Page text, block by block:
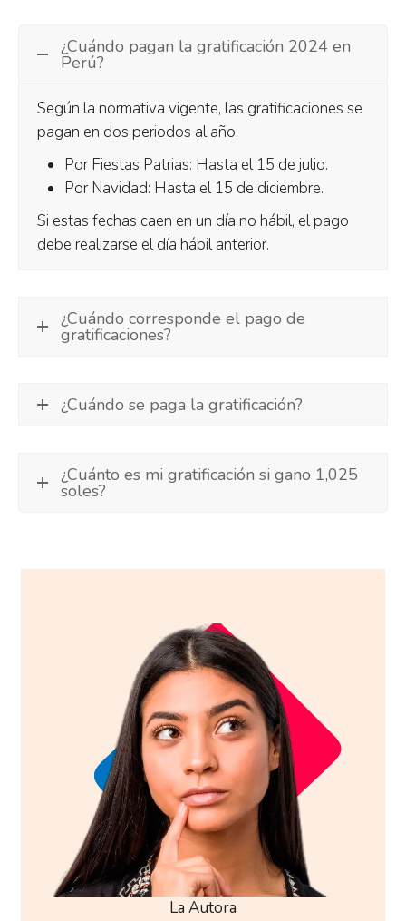
¿Cuándo pagan la gratificación 2024 en
Perú?
Según la normativa vigente, las gratificaciones se
pagan en dos periodos al año:
Por Fiestas Patrias: Hasta el 15 de julio.
Por Navidad: Hasta el 15 de diciembre.
Si estas fechas caen en un día no hábil, el pago
debe realizarse el día hábil anterior.
¿Cuándo corresponde el pago de
gratificaciones?
¿Cuándo se paga la gratificación?
¿Cuánto es mi gratificación si gano 1,025
soles?
La Autora